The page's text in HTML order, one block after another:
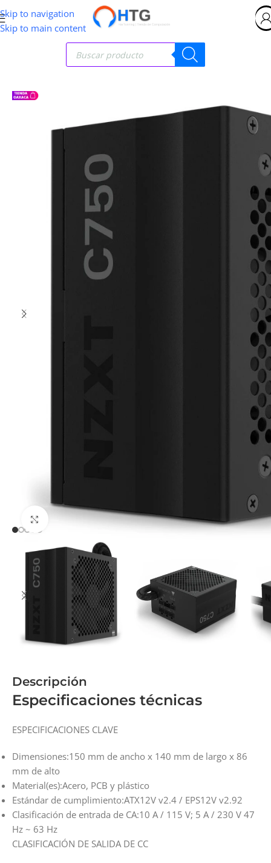
Skip to navigation
Skip to main content
Clic para ampliar
Descripción
Especificaciones técnicas
ESPECIFICACIONES CLAVE
Dimensiones:150 mm de ancho x 140 mm de largo x 86
mm de alto
Material(es):Acero, PCB y plástico
Estándar de cumplimiento:ATX12V v2.4 / EPS12V v2.92
Clasificación de entrada de CA:10 A / 115 V; 5 A / 230 V 47
Hz ~ 63 Hz
CLASIFICACIÓN DE SALIDA DE CC